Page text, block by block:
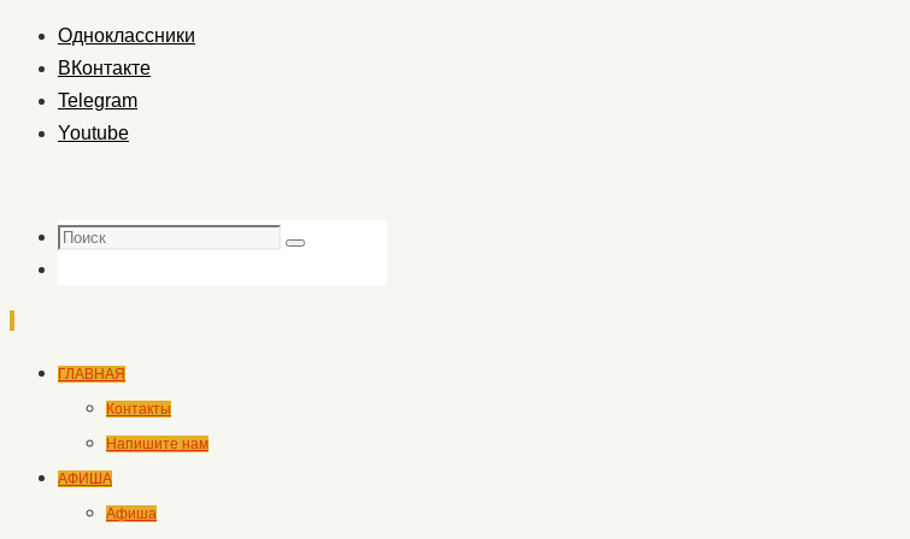
Одноклассники
ВКонтакте
Telegram
Youtube
Поиск
Поиск
Перейти
содержимому
ГЛАВНАЯ
Контакты
Напишите нам
АФИША
Афиша